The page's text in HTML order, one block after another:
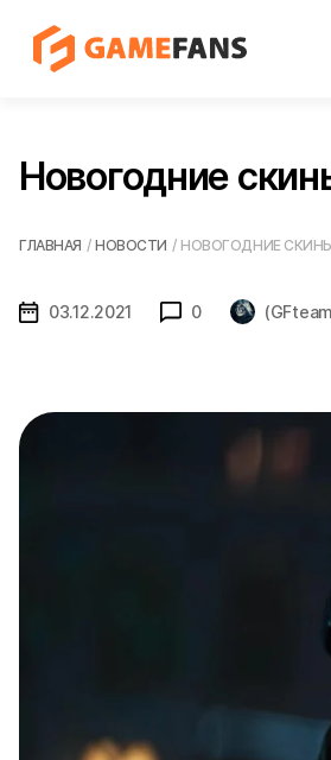
Новогодние
ГЛАВНАЯ / НОВОСТИ / НОВОГОДНИЕ СКИНЫ
03.12.2021 0